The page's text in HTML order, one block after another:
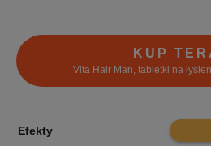
KUP
Vita Hair Man, tabletki na
Efekty 6.4